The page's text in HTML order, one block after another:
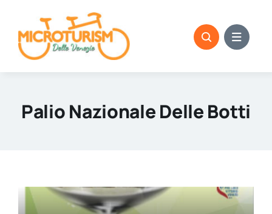
content
Palio Nazionale Delle Botti